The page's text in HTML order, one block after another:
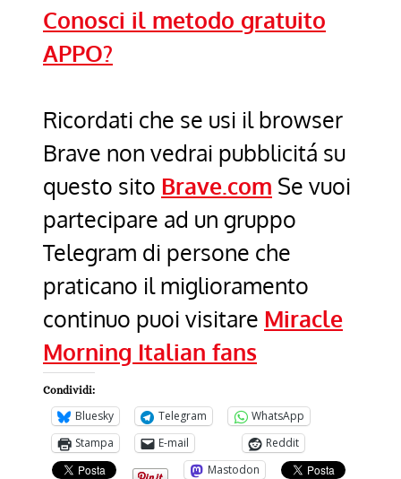
Conosci il metodo gratuito
APPO?
Ricordati che se usi il browser
Brave non vedrai pubblicitá su
questo sito Brave.com Se vuoi
partecipare ad un gruppo
Telegram di persone che
praticano il miglioramento
continuo puoi visitare Miracle
Morning Italian fans
Condividi:
Bluesky Telegram
WhatsApp
Stampa
E-mail
Reddit
Mastodon